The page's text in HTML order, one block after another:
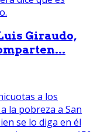
Giraudo,